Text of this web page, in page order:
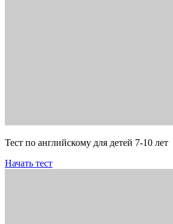
Тест по английскому для детей 7-10 лет
Начать тест